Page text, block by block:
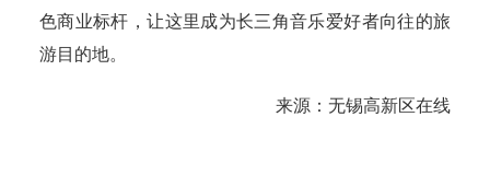
色商业标杆，让这里成为长三角音乐爱好者向往的旅
游目的地。
来源：无锡高新区在线